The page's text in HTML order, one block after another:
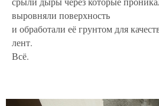
выровняли поверхность
и обработали её грунтом для
лент.
Всё.